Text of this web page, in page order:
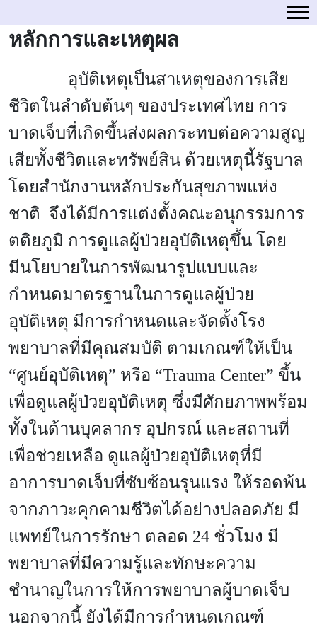
หลักการและเหตุผล
อุบัติเหตุเป็นสาเหตุของการเสีย
ชีวิตในลำดับต้นๆ ของประเทศไทย การ
บาดเจ็บที่เกิดขึ้นส่งผลกระทบต่อความสูญ
เสียทั้งชีวิตและทรัพย์สิน ด้วยเหตุนี้รัฐบาล
โดยสำนักงานหลักประกันสุขภาพแห่ง
ชาติ จึงได้มีการแต่งตั้งคณะอนุกรรมการ
ตติยภูมิ การดูแลผู้ป่วยอุบัติเหตุขึ้น โดย
มีนโยบายในการพัฒนารูปแบบและ
กำหนดมาตรฐานในการดูแลผู้ป่วย
อุบัติเหตุ มีการกำหนดและจัดตั้งโรง
พยาบาลที่มีคุณสมบัติ ตามเกณฑ์ให้เป็น
“ศูนย์อุบัติเหตุ” หรือ “Trauma Center” ขึ้น
เพื่อดูแลผู้ป่วยอุบัติเหตุ ซึ่งมีศักยภาพพร้อม
ทั้งในด้านบุคลากร อุปกรณ์ และสถานที่
เพื่อช่วยเหลือ ดูแลผู้ป่วยอุบัติเหตุที่มี
อาการบาดเจ็บที่ซับซ้อนรุนแรง ให้รอดพ้น
จากภาวะคุกคามชีวิตได้อย่างปลอดภัย มี
แพทย์ในการรักษา ตลอด 24 ชั่วโมง มี
พยาบาลที่มีความรู้และทักษะความ
ชำนาญในการให้การพยาบาลผู้บาดเจ็บ
นอกจากนี้ ยังได้มีการกำหนดเกณฑ์